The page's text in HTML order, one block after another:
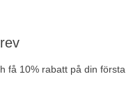
få 10% rabatt på din första